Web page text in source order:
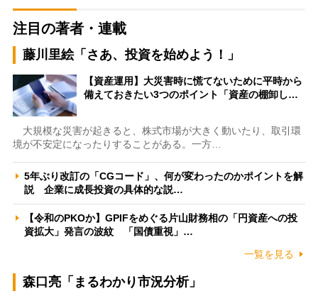
注目の著者・連載
藤川里絵「さあ、投資を始めよう！」
【資産運用】大災害時に慌てないために平時から
備えておきたい3つのポイント「資産の棚卸し…
大規模な災害が起きると、株式市場が大きく動いたり、取引環
境が不安定になったりすることがある。一方…
5年ぶり改訂の「CGコード」、何が変わったのかポイントを解
説 企業に成長投資の具体的な説…
【令和のPKOか】GPIFをめぐる片山財務相の「円資産への投
資拡大」発言の波紋 「国債重視」…
一覧を見る
森口亮「まるわかり市況分析」